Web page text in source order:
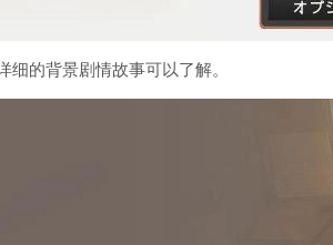
细的背景剧情故事可以了解。